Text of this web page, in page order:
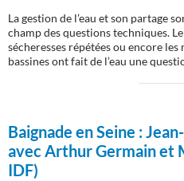
La gestion de l’eau et son partage
champ des questions techniques.
sécheresses répétées ou encore
bassines ont fait de l’eau une
Baignade en Seine :
avec Arthur Germain et
IDF)